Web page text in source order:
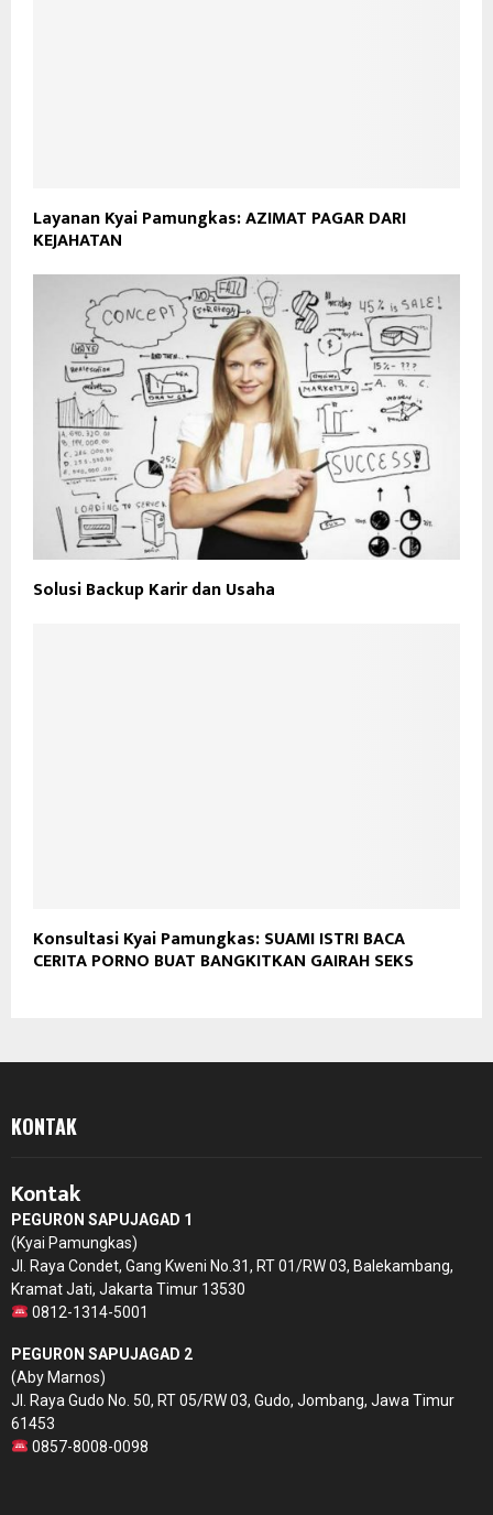
Layanan Kyai Pamungkas: AZIMAT PAGAR DARI
KEJAHATAN
Solusi Backup Karir dan Usaha
Konsultasi Kyai Pamungkas: SUAMI ISTRI BACA
CERITA PORNO BUAT BANGKITKAN GAIRAH SEKS
KONTAK
Kontak
PEGURON SAPUJAGAD 1
(Kyai Pamungkas)
Jl. Raya Condet, Gang Kweni No.31, RT 01/RW 03, Balekambang,
Kramat Jati, Jakarta Timur 13530
0812-1314-5001
PEGURON SAPUJAGAD 2
(Aby Marnos)
Jl. Raya Gudo No. 50, RT 05/RW 03, Gudo, Jombang, Jawa Timur
61453
0857-8008-0098